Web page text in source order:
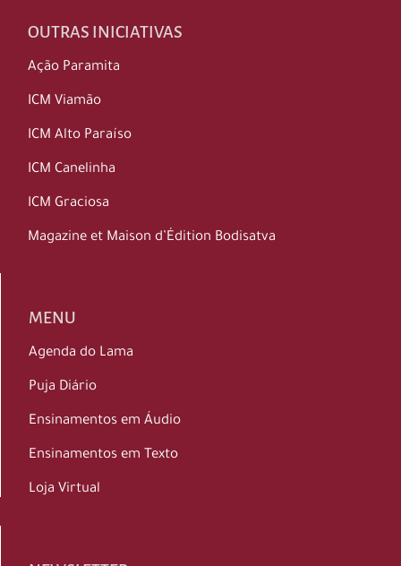
OUTRAS INICIATIVAS
Ação Paramita
ICM Viamão
ICM Alto Paraíso
ICM Canelinha
ICM Graciosa
Magazine et Maison d’Édition Bodisatva
MENU
Agenda do Lama
Puja Diário
Ensinamentos em Áudio
Ensinamentos em Texto
Loja Virtual